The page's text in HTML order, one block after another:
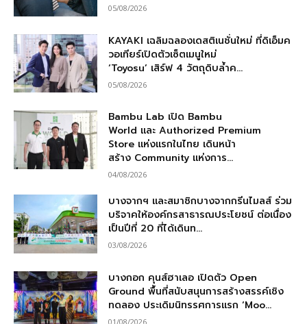
05/08/2026
KAYAKI เฉลิมฉลองเดสติเนชั่นใหม่ ที่ดิเอ็มค
วอเทียร์เปิดตัวเซ็ตเมนูใหม่
‘Toyosu’ เสิร์ฟ 4 วัตถุดิบล้ำค...
05/08/2026
Bambu Lab เปิด Bambu
World และ Authorized Premium
Store แห่งแรกในไทย เดินหน้า
สร้าง Community แห่งการ...
04/08/2026
บางจากฯ และสมาชิกบางจากกรีนไมลส์ ร่วม
บริจาคให้องค์กรสาธารณประโยชน์ ต่อเนื่อง
เป็นปีที่ 20 ที่ได้เดินท...
03/08/2026
บางกอก คุนส์ฮาเลอ เปิดตัว Open
Ground พื้นที่สนับสนุนการสร้างสรรค์เชิง
ทดลอง ประเดิมนิทรรศการแรก ‘Moo...
01/08/2026